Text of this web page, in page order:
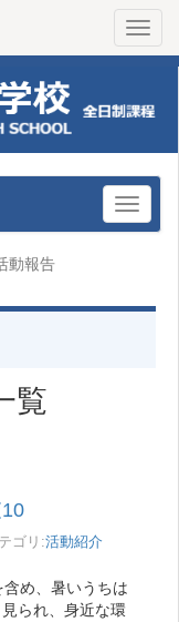
動報告
覧
ゴリ:活動紹介
め、暑いうちは
られ、身近な環